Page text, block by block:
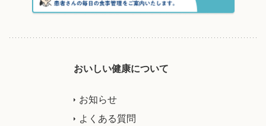
おいしい健康について
お知らせ
よくある質問